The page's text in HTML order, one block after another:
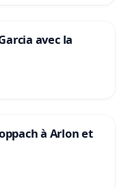
avec la
à Arlon et